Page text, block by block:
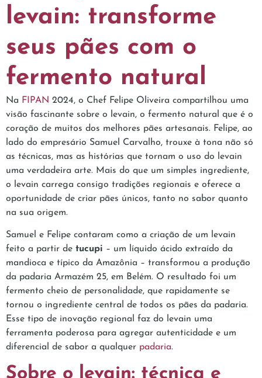
levain: transforme
seus pães com o
fermento natural
Na FIPAN 2024, o Chef Felipe Oliveira compartilhou uma
visão fascinante sobre o levain, o fermento natural que é o
coração de muitos dos melhores pães artesanais. Felipe, ao
lado do empresário Samuel Carvalho, trouxe à tona não só
as técnicas, mas as histórias que tornam o uso do levain
uma verdadeira arte. Mais do que um simples ingrediente,
o levain carrega consigo tradições regionais e oferece a
oportunidade de criar pães únicos, tanto no sabor quanto
na sua origem.
Samuel e Felipe contaram como a criação de um levain
feito a partir de tucupi – um líquido ácido extraído da
mandioca e típico da Amazônia – transformou a produção
da padaria Armazém 25, em Belém. O resultado foi um
fermento cheio de personalidade, que rapidamente se
tornou o ingrediente central de todos os pães da padaria.
Esse tipo de inovação regional faz do levain uma
ferramenta poderosa para agregar autenticidade e um
diferencial de sabor a qualquer padaria.
Sobre o levain: técnica e